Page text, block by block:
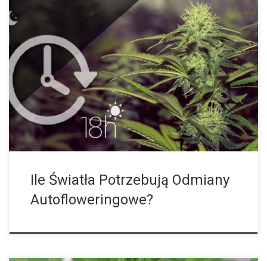
Nasiona marihuany z autofloweringiem są najszybciej rosnącymi i
najbardziej wszechstronnymi odmianami tej rośliny. Genetyka
Ruderalisa pozwala odmianom samokwitnącym na kwitnienie
niezależnie od cyklu naświetlania. Podejrzewa się, że miejscem
naturalnego pochodzenia gatunku Cannabis Ruderalis, z którego
wywodzą się właśnie odmiany autofloweringowe, jest Syberia.
Kwitnienie tych roślin jest zależne od ich wieku, a nie, jak to
znamy z odmian fotoperiodycznych, od długości […]
Ile Światła Potrzebują Odmiany
Autofloweringowe?